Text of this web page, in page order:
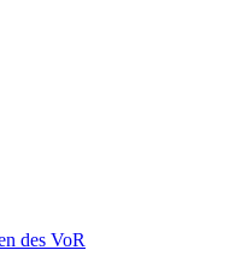
des VoR